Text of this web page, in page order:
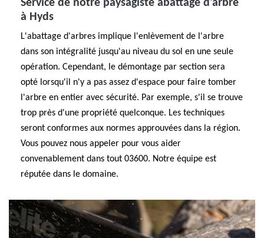
Service de notre paysagiste abattage d'arbre
à Hyds
L'abattage d'arbres implique l'enlèvement de l'arbre
dans son intégralité jusqu'au niveau du sol en une seule
opération. Cependant, le démontage par section sera
opté lorsqu'il n'y a pas assez d'espace pour faire tomber
l'arbre en entier avec sécurité. Par exemple, s'il se trouve
trop près d'une propriété quelconque. Les techniques
seront conformes aux normes approuvées dans la région.
Vous pouvez nous appeler pour vous aider
convenablement dans tout 03600. Notre équipe est
réputée dans le domaine.